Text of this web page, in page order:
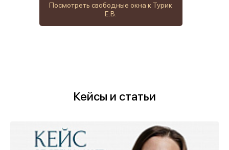
Посмотреть свободные окна к Турик
Е.В.
Кейсы и статьи